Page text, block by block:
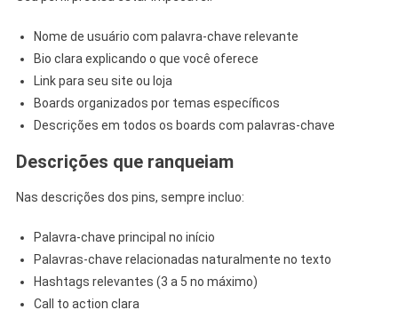
Nome de usuário com palavra-chave relevante
Bio clara explicando o que você oferece
Link para seu site ou loja
Boards organizados por temas específicos
Descrições em todos os boards com palavras-chave
Descrições que ranqueiam
Nas descrições dos pins, sempre incluo:
Palavra-chave principal no início
Palavras-chave relacionadas naturalmente no texto
Hashtags relevantes (3 a 5 no máximo)
Call to action clara